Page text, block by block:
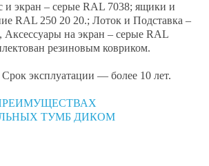
и экран – серые RAL 7038; ящики и
RAL 250 20 20.; Лоток и Подставка –
на экран – серые RAL
резиновым ковриком.
эксплуатации — более 10 лет.
ТУМБ ДИКОМ